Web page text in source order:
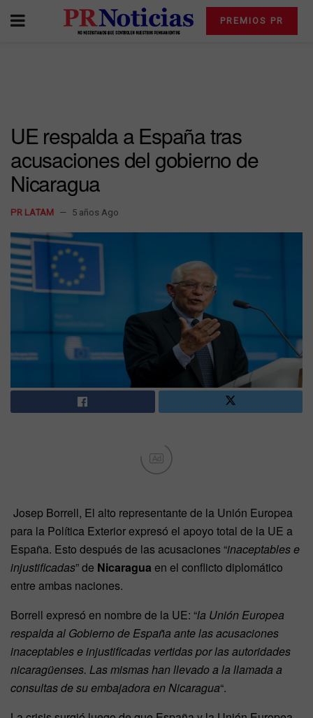
PREMIOS PR
UE respalda a España tras
acusaciones del gobierno de
Nicaragua
PR LATAM 5 años Ago
Ad
Josep Borrell, El alto representante de la Unión Europea
para la Política Exterior expresó el apoyo total de la UE a
España. Esto después de las acusaciones “inaceptables e
injustificadas” de Nicaragua en el conflicto diplomático
entre ambas naciones.
Borrell expresó en nombre de la UE: “la Unión Europea
respalda al Gobierno de España ante las acusaciones
inaceptables e injustificadas vertidas por las autoridades
nicaragüenses. Las mismas han llevado a la llamada a
consultas de su embajadora en Nicaragua“.